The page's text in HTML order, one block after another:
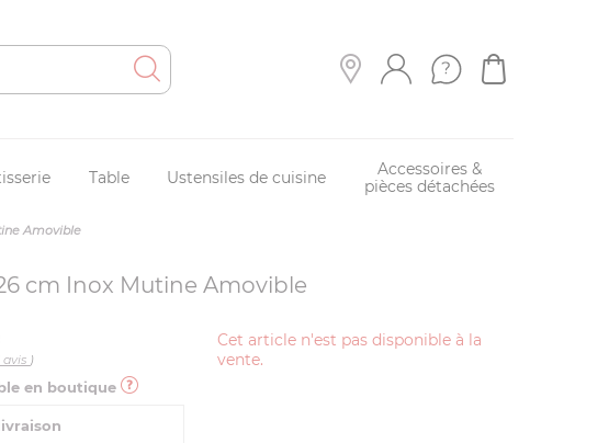
Table Ustensiles de cuisine
Accessoires &
pièces détachées
Amovible
cm Inox Mutine Amovible
Cet article n'est pas disponible à la
vente.
avis )
en boutique